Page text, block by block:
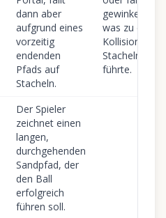
dann aber
aufgrund eines
vorzeitig
endenden
Pfads auf
Stacheln.
gewinkelt,
was zu einer
Kollision mit
Stacheln
führte.
Der Spieler
zeichnet einen
langen,
durchgehenden
Sandpfad, der
den Ball
erfolgreich
führen soll.